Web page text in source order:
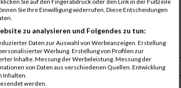
48143 Münster Marathon, 10 km
11000 Belgrad
SA61 Pembrokeshire, Wales Ironman
28359 Bremen Marathon, Halb-
41836 Hückelhoven
Marathon, Halb-
Sie auf den Fingerabdruck oder den Link in der Fußzeile
Sie Ihre Einwilligung widerrufen. Diese Entscheidungen
zu analysieren und Folgendes zu tun:
Daten zur Auswahl von Werbeanzeigen. Erstellung
Werbung. Erstellung von Profilen zur
Inhalte. Messung der Werbeleistung. Messung der
von Daten aus verschiedenen Quellen. Entwicklung
Inhalten.
werden.